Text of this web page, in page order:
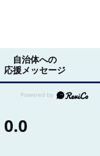
自治体への
応援メッセージ
0.0